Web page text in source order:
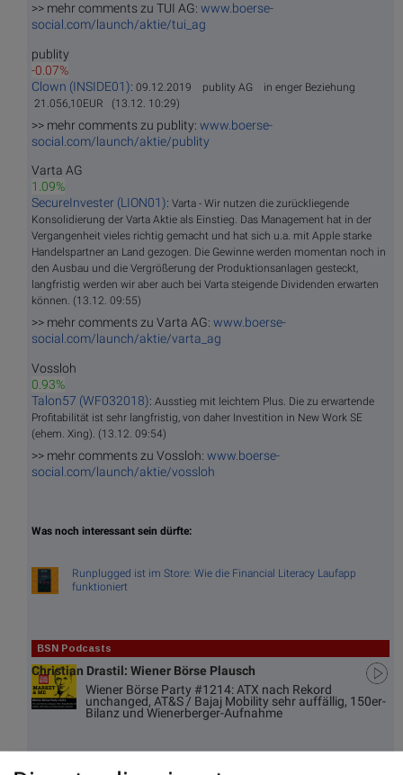
>> mehr comments zu TUI AG: www.boerse-
social.com/launch/aktie/tui_ag
publity
-0.07%
Clown (INSIDE01): 09.12.2019 publity AG in enger Beziehung
21.056,10EUR (13.12. 10:29)
>> mehr comments zu publity: www.boerse-
social.com/launch/aktie/publity
Varta AG
1.09%
SecureInvester (LION01): Varta - Wir nutzen die zurückliegende
Konsolidierung der Varta Aktie als Einstieg. Das Management hat in der
Vergangenheit vieles richtig gemacht und hat sich u.a. mit Apple starke
Handelspartner an Land gezogen. Die Gewinne werden momentan noch in
den Ausbau und die Vergrößerung der Produktionsanlagen gesteckt,
langfristig werden wir aber auch bei Varta steigende Dividenden erwarten
können. (13.12. 09:55)
>> mehr comments zu Varta AG: www.boerse-
social.com/launch/aktie/varta_ag
Vossloh
0.93%
Talon57 (WF032018): Ausstieg mit leichtem Plus. Die zu erwartende
Profitabilität ist sehr langfristig, von daher Investition in New Work SE
(ehem. Xing). (13.12. 09:54)
>> mehr comments zu Vossloh: www.boerse-
social.com/launch/aktie/vossloh
Was noch interessant sein dürfte:
Runplugged ist im Store: Wie die Financial Literacy Laufapp
funktioniert
BSN Podcasts
Christian Drastil: Wiener Börse Plausch
Wiener Börse Party #1214: ATX nach Rekord
unchanged, AT&S / Bajaj Mobility sehr auffällig, 150er-
Bilanz und Wienerberger-Aufnahme